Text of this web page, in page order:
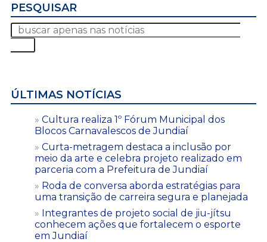
PESQUISAR
ÚLTIMAS NOTÍCIAS
Cultura realiza 1º Fórum Municipal dos
Blocos Carnavalescos de Jundiaí
Curta-metragem destaca a inclusão por
meio da arte e celebra projeto realizado em
parceria com a Prefeitura de Jundiaí
Roda de conversa aborda estratégias para
uma transição de carreira segura e planejada
Integrantes de projeto social de jiu-jítsu
conhecem ações que fortalecem o esporte
em Jundiaí